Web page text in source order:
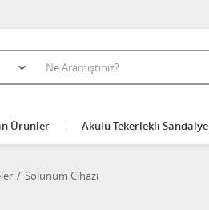
Ürünler Akülü Tekerlekli Sandalye
Solunum Cihazı